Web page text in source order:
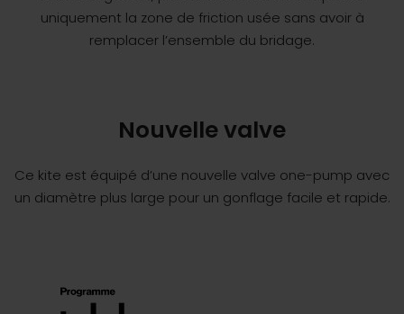
uniquement la zone de friction usée sans avoir à
remplacer l’ensemble du bridage.
Nouvelle valve
Ce kite est équipé d’une nouvelle valve one-pump avec
un diamètre plus large pour un gonflage facile et rapide.